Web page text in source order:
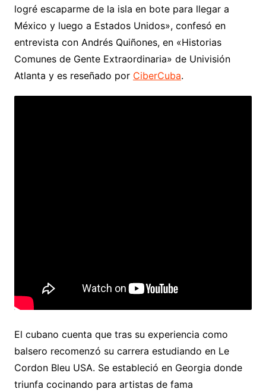
logré escaparme de la isla en bote para llegar a
México y luego a Estados Unidos», confesó en
entrevista con Andrés Quiñones, en «Historias
Comunes de Gente Extraordinaria» de Univisión
Atlanta y es reseñado por CiberCuba.
El cubano cuenta que tras su experiencia como
balsero recomenzó su carrera estudiando en Le
Cordon Bleu USA. Se estableció en Georgia donde
triunfa cocinando para artistas de fama